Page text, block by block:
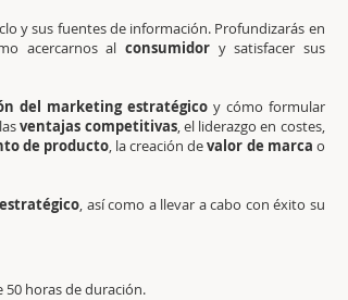
y sus fuentes de información. Profundizarás en
acercarnos al consumidor y satisfacer sus
del marketing estratégico y cómo formular
ventajas competitivas, el liderazgo en costes,
de producto, la creación devalor de marca o
, así como a llevar a cabo con éxito su
50 horas de duración.